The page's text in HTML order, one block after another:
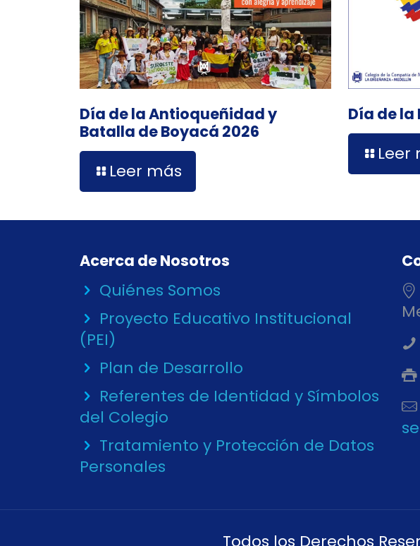
Día de la Antioqueñidad y
Batalla de Boyacá 2026
Leer más
Día de la
Leer
Acerca de Nosotros
Quiénes Somos
Proyecto Educativo Institucional
(PEI)
Plan de Desarrollo
Referentes de Identidad y Símbolos
del Colegio
Tratamiento y Protección de Datos
Personales
Todos los Derechos